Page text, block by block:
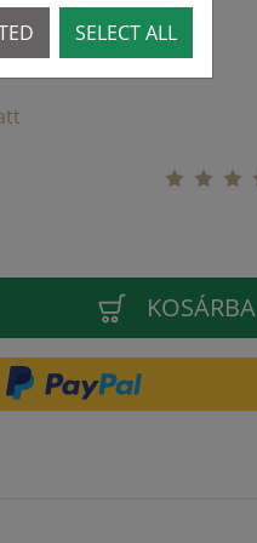
KOSÁRBA
SELECT ALL